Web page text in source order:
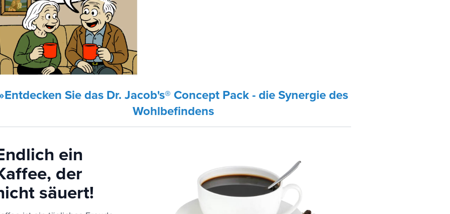
Sie das Dr. Jacob's® Concept Pack - die Synergie des
Wohlbefindens
ein
der
säuert!